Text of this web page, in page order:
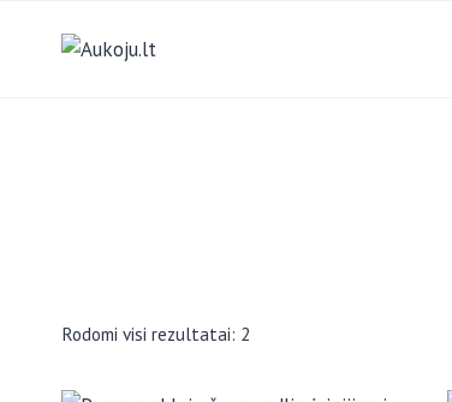
Rodomi visi rezultatai: 2